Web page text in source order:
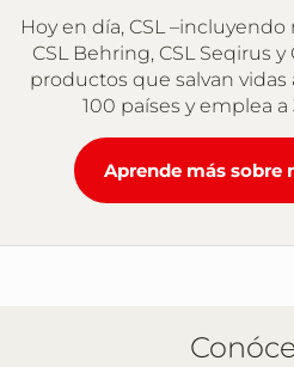
Hoy en día, CSL
CSL Behring, CSL Seqirus
productos que salvan
100 paí­ses y emplea
Aprende más sobre